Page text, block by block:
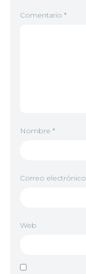
Comentario *
Nombre *
Correo electrónico
Web